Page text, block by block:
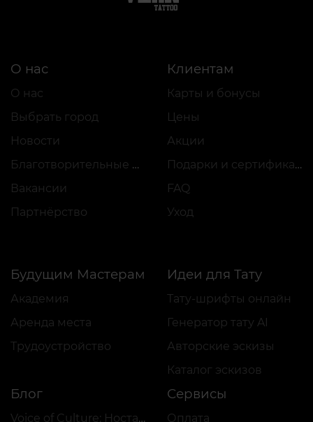
О нас
О нас
Выбрать город
Новости
Благотворительные проекты
Вакансии
Партнёрство
Клиентам
Карты и бонусы
Цены
Акции
Подарки и сертификаты
FAQ
Уход
Будущим Мастерам
Академия
Аренда места
Трудоустройство
Идеи для Тату
Тату-шрифты онлайн
Генератор тату AI
Авторские эскизы
Каталог эскизов
Блог
Voice of Culture: Ностальгия по 2000-м
Сервисы
Оплата